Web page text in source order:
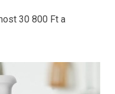
30 800 Ft a